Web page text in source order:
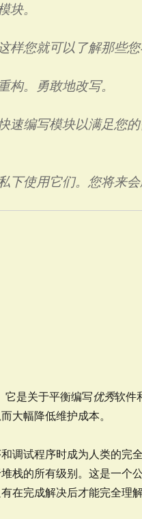
。
您就可以了解那些您
构。勇敢地改写。
速编写模块以满足您
使用它们。您将来会
是关于平衡编写优秀软件
大幅降低维护成本。
调试程序时成为人类的完
栈的所有级别。这是一个
在完成解决后才能完全理解